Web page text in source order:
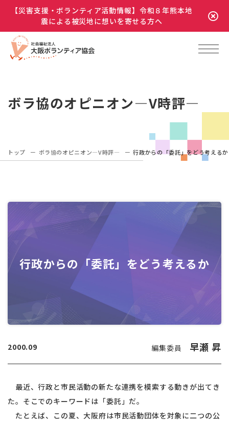
【災害支援・ボランティア活動情報】令和８年熊本地
震による被災地に想いを寄せる方へ
ボラ協のオピニオン―V時評―
トップ ボラ協のオピニオン―V時評― 行政からの「委託」をどう考えるか
行政からの「委託」をどう考えるか
2000.09 編集委員 早瀬 昇
最近、行政と市民活動の新たな連携を模索する動きが出てき
た。そこでのキーワードは「委託」だ。
たとえば、この夏、大阪府は市民活動団体を対象に二つの公